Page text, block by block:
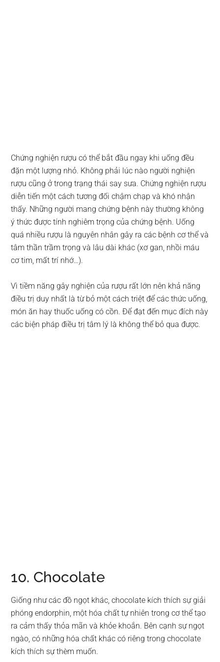
Chứng nghiện rượu có thể bắt đầu ngay khi uống đều
đặn một lượng nhỏ. Không phải lúc nào người nghiện
rượu cũng ở trong trạng thái say sưa. Chứng nghiện rượu
diễn tiến một cách tương đối chậm chạp và khó nhận
thấy. Những người mang chứng bệnh này thường không
ý thức được tính nghiêm trọng của chứng bệnh. Uống
quá nhiều rượu là nguyên nhân gây ra các bệnh cơ thể và
tâm thần trầm trọng và lâu dài khác (xơ gan, nhồi máu
cơ tim, mất trí nhớ…).
Vì tiềm năng gây nghiện của rượu rất lớn nên khả năng
điều trị duy nhất là từ bỏ một cách triệt để các thức uống,
món ăn hay thuốc uống có cồn. Để đạt đến mục đích này
các biện pháp điều trị tâm lý là không thể bỏ qua được.
10. Chocolate
Giống như các đồ ngọt khác, chocolate kích thích sự giải
phóng endorphin, một hóa chất tự nhiên trong cơ thể tạo
ra cảm thấy thỏa mãn và khỏe khoắn. Bên cạnh sự ngọt
ngào, có những hóa chất khác có riêng trong chocolate
kích thích sự thèm muốn.